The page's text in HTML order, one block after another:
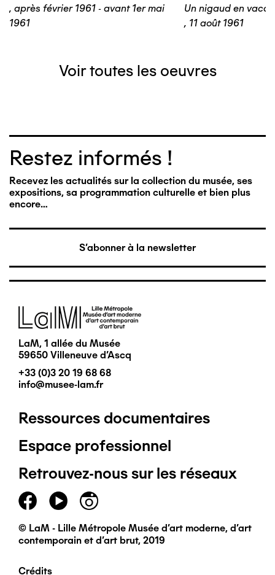
, après février 1961 - avant 1er mai
1961
Un nigaud en
, 11 août 1961
Voir toutes les oeuvres
Restez informés !
Recevez les actualités sur la collection du musée, ses
expositions, sa programmation culturelle et bien plus
encore…
S'abonner à la newsletter
Image
LaM, 1 allée du Musée
59650 Villeneuve d'Ascq
+33 (0)3 20 19 68 68
info@musee-lam.fr
Pied
de
page
principal
Ressources documentaires
Espace professionnel
Retrouvez-nous sur les réseaux
© LaM - Lille Métropole Musée d'art moderne, d'art
contemporain et d'art brut, 2019
Crédits